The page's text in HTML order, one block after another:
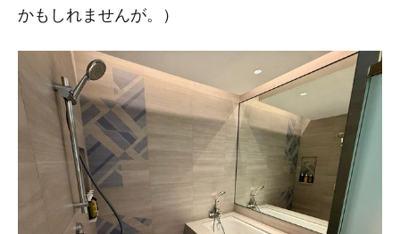
かもしれませんが。）